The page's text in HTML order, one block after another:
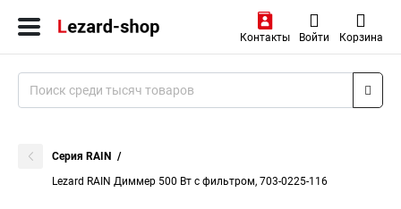
Контакты Войти Корзина
Серия RAIN
Lezard RAIN Диммер 500 Вт с фильтром, 703-0225-116